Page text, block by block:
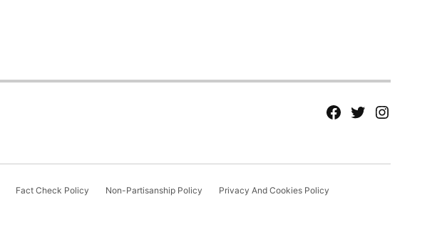
fb Tw tw
Fact Check Policy Non-Partisanship Policy Privacy And Cookies Policy